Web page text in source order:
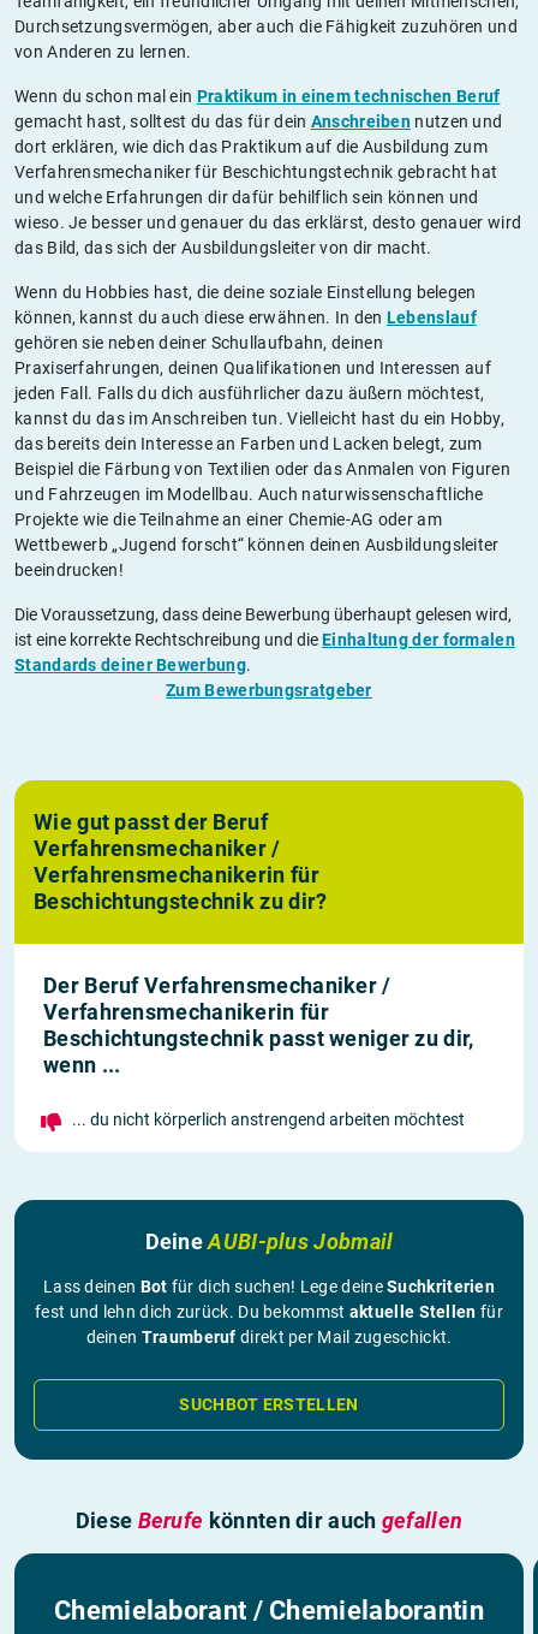
Durchsetzungsvermögen, aber auch die Fähigkeit zuzuhören und
von Anderen zu lernen.
Wenn du schon mal ein Praktikum in einem technischen Beruf
gemacht hast, solltest du das für dein Anschreiben nutzen und
dort erklären, wie dich das Praktikum auf die Ausbildung zum
Verfahrensmechaniker für Beschichtungstechnik gebracht hat
und welche Erfahrungen dir dafür behilflich sein können und
wieso. Je besser und genauer du das erklärst, desto genauer wird
das Bild, das sich der Ausbildungsleiter von dir macht.
Wenn du Hobbies hast, die deine soziale Einstellung belegen
können, kannst du auch diese erwähnen. In den Lebenslauf
gehören sie neben deiner Schullaufbahn, deinen
Praxiserfahrungen, deinen Qualifikationen und Interessen auf
jeden Fall. Falls du dich ausführlicher dazu äußern möchtest,
kannst du das im Anschreiben tun. Vielleicht hast du ein Hobby,
das bereits dein Interesse an Farben und Lacken belegt, zum
Beispiel die Färbung von Textilien oder das Anmalen von Figuren
und Fahrzeugen im Modellbau. Auch naturwissenschaftliche
Projekte wie die Teilnahme an einer Chemie-AG oder am
Wettbewerb „Jugend forscht“ können deinen Ausbildungsleiter
beeindrucken!
Die Voraussetzung, dass deine Bewerbung überhaupt gelesen wird,
ist eine korrekte Rechtschreibung und dieEinhaltung der formalen
Standards deiner Bewerbung.
Zum Bewerbungsratgeber
Wie gut passt der Beruf
Verfahrensmechaniker /
Verfahrensmechanikerin für
Beschichtungstechnik zu dir?
Der Beruf Verfahrensmechaniker /
Verfahrensmechanikerin für
Beschichtungstechnik passt weniger zu dir,
wenn ...
... du nicht körperlich anstrengend arbeiten möchtest
DeineAUBI-plus Jobmail
Lass deinen Bot für dich suchen! Lege deineSuchkriterien
fest und lehn dich zurück. Du bekommst aktuelle Stellen für
deinen Traumberuf direkt per Mail zugeschickt.
SUCHBOT ERSTELLEN
Diese Berufe könnten dir auch gefallen
Chemielaborant / Chemielaborantin